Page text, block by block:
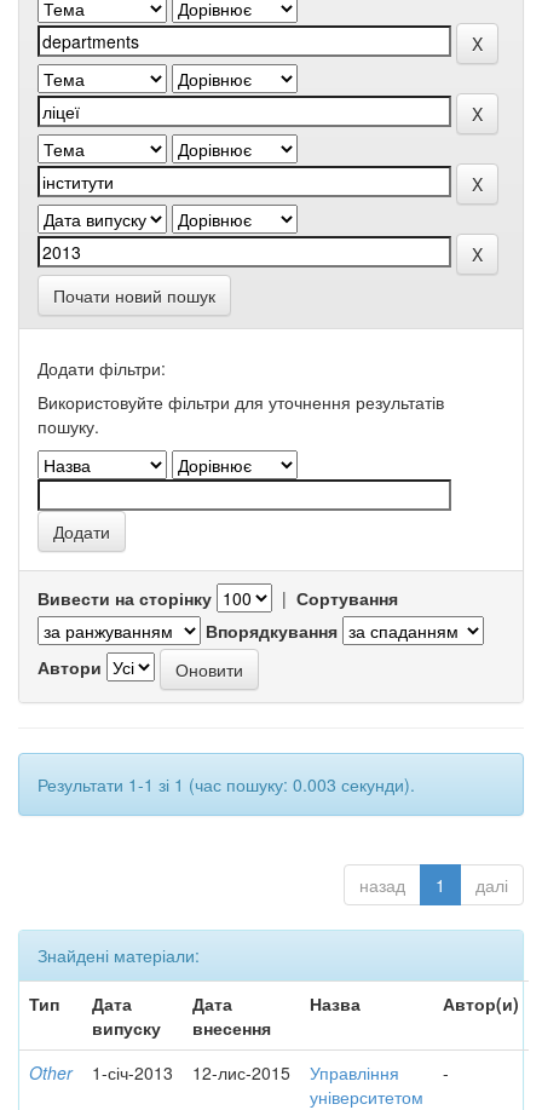
Почати новий пошук
Додати фільтри:
Використовуйте фільтри для уточнення результатів
пошуку.
Вивести на сторінку | Сортування
Впорядкування
Автори
Результати 1-1 зі 1 (час пошуку: 0.003 секунди).
назад 1 далі
Знайдені матеріали:
Тип
Дата
випуску
Дата
внесення
Назва Автор(и)
Other 1-січ-2013 12-лис-2015
Управління
університетом
-